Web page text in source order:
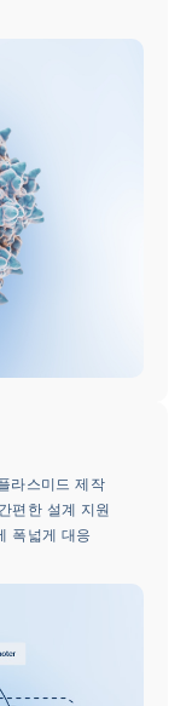
라스미드 제작
편한 설계 지원
폭넓게 대응